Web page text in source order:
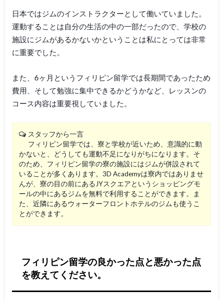
日本ではジムのインストラクターとして働いていました。
運動することは自分の生活の中の一部だったので、学校の
施設にジムがあるかないかということは私にとっては非常
に重要でした。
また、6ヶ月というフィリピン留学では長期間であったため
費用、そして勉強に集中できるかどうかなど、レッスンの
コース内容は重要視していました。
スタッフから一言
フィリピン留学では、寮と学校が近いため、意識的に動
かないと、どうしても運動不足になりがちになります。そ
のため、フィリピン留学の寮の施設にはジムが併設されて
いることが多くあります。3D Academyは寮内ではありませ
んが、寮の目の前にあるJYスクエアというショッピングモ
ールの中にあるジムを無料で利用することができます。ま
た、近隣にあるウォーターフロントホテルのジムも使うこ
とができます。
フィリピン留学の良かった点と悪かった点
を教えてください。